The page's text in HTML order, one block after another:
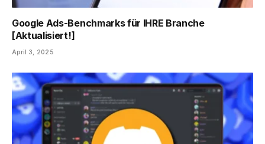
Google Ads-Benchmarks für IHRE Branche
[Aktualisiert!]
April 3, 2025